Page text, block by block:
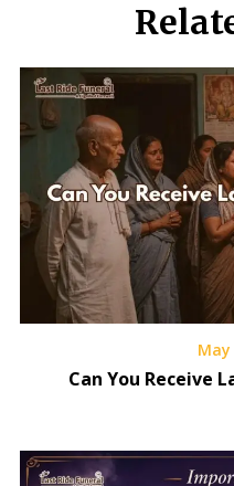
May
Can You Receive